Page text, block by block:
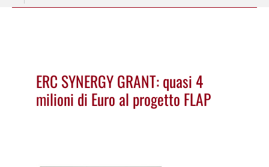
ERC SYNERGY GRANT: quasi 4
milioni di Euro al progetto FLAP